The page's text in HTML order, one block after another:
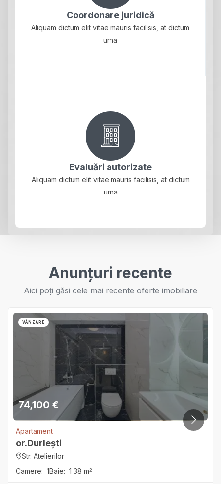
Coordonare juridică
Aliquam dictum elit vitae mauris facilisis, at dictum
urna
Evaluări autorizate
Aliquam dictum elit vitae mauris facilisis, at dictum
urna
Anunțuri recente
Aici poți găsi cele mai recente oferte imobiliare
VÂNZARE
74,100 €
Apartament
or.Durlești
Str. Atelierilor
Camere: 1Baie: 1 38 m2